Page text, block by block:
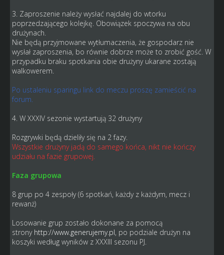
3. Zaproszenie należy wysłać najdalej do wtorku
poprzedzającego kolejkę. Obowiązek spoczywa na obu
drużynach.
Nie będą przyjmowane wytłumaczenia, że gospodarz nie
wysłał zaproszenia, bo równie dobrze może to zrobić gość. W
przypadku braku spotkania obie drużyny ukarane zostają
walkowerem.
Po ustaleniu sparingu link do meczu proszę zamieścić na
forum.
4. W XXXIV sezonie wystartują 32 drużyny
Rozgrywki będą dzieliły się na 2 fazy.
Wszystkie drużyny jadą do samego końca, nikt nie kończy
udziału na fazie grupowej.
Faza grupowa
8 grup po 4 zespoły (6 spotkań, każdy z każdym, mecz i
rewanż)
Losowanie grup zostało dokonane za pomocą
strony http://www.generujemy.pl, po podziale drużyn na
koszyki według wyników z XXXIII sezonu PJ.